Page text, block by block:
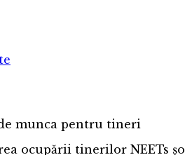
munca pentru tineri
ocupării tinerilor NEETs